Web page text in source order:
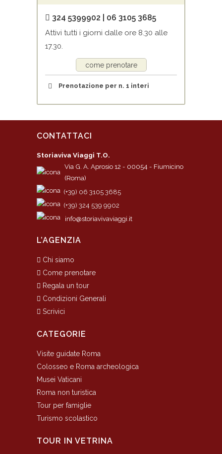
Tour privato – Ore:
324 5399902 | 06 3105 3685
Attivi tutti i giorni dalle ore 8.30 alle
17.30.
come prenotare
Prenotazione per n. 1 interi
CONTATTACI
Storiaviva Viaggi T.O.
Via G. A. Aprosio 12 - 00054 - Fiumicino
(Roma)
(+39) 06 3105 3685
(+39) 324 539 9902
info@storiavivaviaggi.it
L’AGENZIA
Chi siamo
Come prenotare
Regala un tour
Condizioni Generali
Scrivici
CATEGORIE
Visite guidate Roma
Colosseo e Roma archeologica
Musei Vaticani
Roma non turistica
Tour per famiglie
Turismo scolastico
TOUR IN VETRINA